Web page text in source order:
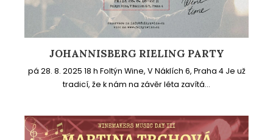
JOHANNISBERG RIELING PARTY
pá 28. 8. 2025 18 h Foltýn Wine, V Náklích 6, Praha 4 Je už
tradicí, že k nám na závěr léta zavítá...